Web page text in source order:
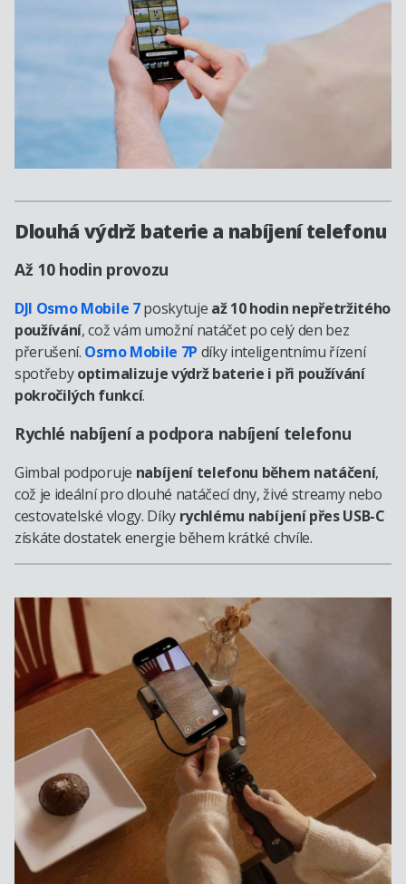
Dlouhá výdrž baterie a nabíjení telefonu
Až 10 hodin provozu
DJI Osmo Mobile 7poskytuje až 10 hodin nepřetržitého
používání, což vám umožní natáčet po celý den bez
přerušení. Osmo Mobile 7P díky inteligentnímu řízení
spotřebyoptimalizuje výdrž baterie i při používání
pokročilých funkcí.
Rychlé nabíjení a podpora nabíjení telefonu
Gimbal podporuje nabíjení telefonu během natáčení,
což je ideální pro dlouhé natáčecí dny, živé streamy nebo
cestovatelské vlogy. Díky rychlému nabíjení přes USB-C
získáte dostatek energie během krátké chvíle.